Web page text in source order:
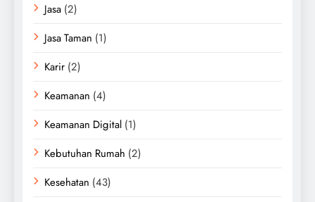
Jasa (2)
Jasa Taman (1)
Karir (2)
Keamanan (4)
Keamanan Digital (1)
Kebutuhan Rumah (2)
Kesehatan (43)